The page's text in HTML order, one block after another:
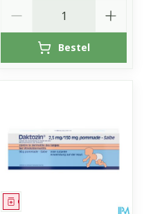
Bestel
Geneesmiddel